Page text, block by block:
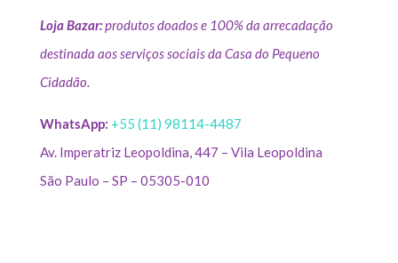
Loja Bazar:produtos doados e 100% da arrecadação
destinada aos serviços sociais da Casa do Pequeno
Cidadão.
WhatsApp: +55 (11) 98114-4487
Av. Imperatriz Leopoldina, 447 – Vila Leopoldina
São Paulo – SP – 05305-010